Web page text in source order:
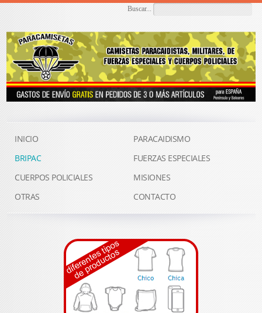
Buscar...
INICIO
PARACAIDISMO
BRIPAC
FUERZAS ESPECIALES
CUERPOS POLICIALES
MISIONES
OTRAS
CONTACTO